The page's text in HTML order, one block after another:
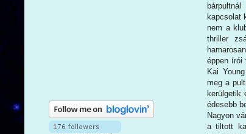
kapcsolat
nem a
thriller
éppen írói
Kai
meg a
kerülgetik
édesebb
Nagyon
a tiltott